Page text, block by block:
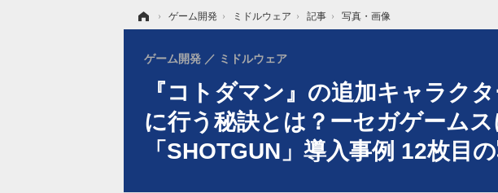
› ゲーム開発 › ミドルウェア › 記事 › 写真・画像
『コトダマン』の追加キャラク
に行う秘訣とは？ーセガゲーム
「SHOTGUN」導入事例 12枚目
ゲーム開発 ミドルウェア